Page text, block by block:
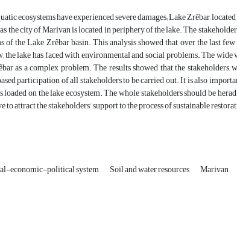
ecosystems have experienced severe damages; Lake Zrêbar,
city of Marivan is located in periphery of the lake. The
the Lake Zrêbar basin. This analysis showed that over the last
lake has faced with environmental and social problems. The
as a complex problem. The results showed that the
participation of all stakeholders to be carried out. It is also
on the lake ecosystem. The whole stakeholders should be
to attract the stakeholders’ support to the process of sustainable
economic-political system Soil and water resources Marivan